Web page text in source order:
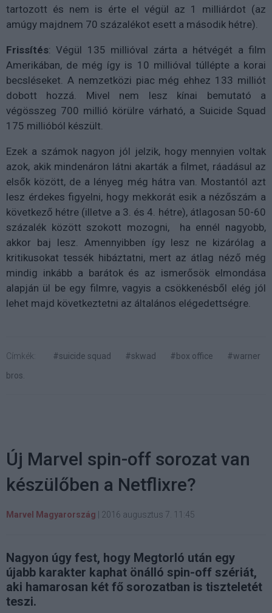
tartozott és nem is érte el végül az 1 milliárdot (az
amúgy majdnem 70 százalékot esett a második hétre).
Frissítés: Végül 135 millióval zárta a hétvégét a film
Amerikában, de még így is 10 millióval túllépte a korai
becsléseket. A nemzetközi piac még ehhez 133 milliót
dobott hozzá. Mivel nem lesz kínai bemutató a
végösszeg 700 millió körülre várható, a Suicide Squad
175 millióból készült.
Ezek a számok nagyon jól jelzik, hogy mennyien voltak
azok, akik mindenáron látni akarták a filmet, ráadásul az
elsők között, de a lényeg még hátra van. Mostantól azt
lesz érdekes figyelni, hogy mekkorát esik a nézőszám a
következő hétre (illetve a 3. és 4. hétre), átlagosan 50-60
százalék között szokott mozogni, ha ennél nagyobb,
akkor baj lesz. Amennyibben így lesz ne kizárólag a
kritikusokat tessék hibáztatni, mert az átlag néző még
mindig inkább a barátok és az ismerősök elmondása
alapján ül be egy filmre, vagyis a csökkenésből elég jól
lehet majd következtetni az általános elégedettségre.
Címkék: #suicide squad #skwad #box office
#warner
bros.
Új Marvel spin-off sorozat van
készülőben a Netflixre?
Marvel Magyarország 2016 augusztus 7. 11:45
Nagyon úgy fest, hogy Megtorló után egy
újabb karakter kaphat önálló spin-off szériát,
aki hamarosan két fő sorozatban is tiszteletét
teszi.